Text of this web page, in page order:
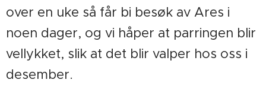
over en uke så får bi besøk av Ares i
noen dager, og vi håper at parringen blir
vellykket, slik at det blir valper hos oss i
desember.